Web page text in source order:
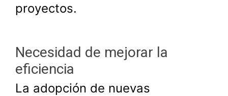
proyectos.
Necesidad de mejorar la
eficiencia
La adopción de nuevas